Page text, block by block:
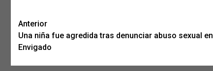
Post
navigation
Anterior
Una niña fue agredida tras denunciar abuso sexual en
Envigado